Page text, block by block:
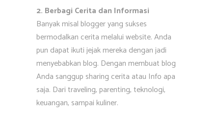
2. Berbagi Cerita dan Informasi
Banyak misal blogger yang sukses
bermodalkan cerita melalui website. Anda
pun dapat ikuti jejak mereka dengan jadi
menyebabkan blog. Dengan membuat blog
Anda sanggup sharing cerita atau Info apa
saja. Dari traveling, parenting, teknologi,
keuangan, sampai kuliner.